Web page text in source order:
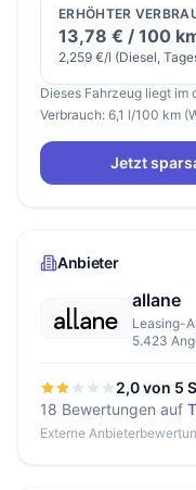
ERHÖHTER
13,78 € / 100
2,259 €/l (Diesel,
Dieses Fahrzeug liegt im
Verbrauch: 6,1 l/100 km
Jetzt
Anbieter
allane
Leasing-
5.423
2,0 von 5
18 Bewertungen auf
Externe